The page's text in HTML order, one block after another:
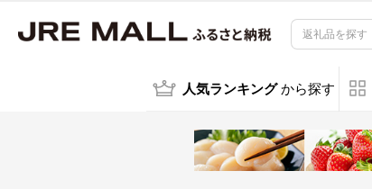
人気ランキング から探す